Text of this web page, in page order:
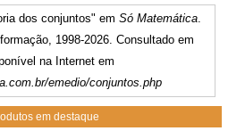
dos conjuntos" emSó Matemática
1998-2026. Consultado em
na Internet em
emedio/conjuntos.php
em destaque